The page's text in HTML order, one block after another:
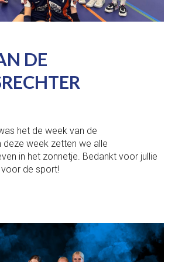
DE
het de week van de
deze week zetten we alle
in het zonnetje. Bedankt voor jullie
voor de sport!